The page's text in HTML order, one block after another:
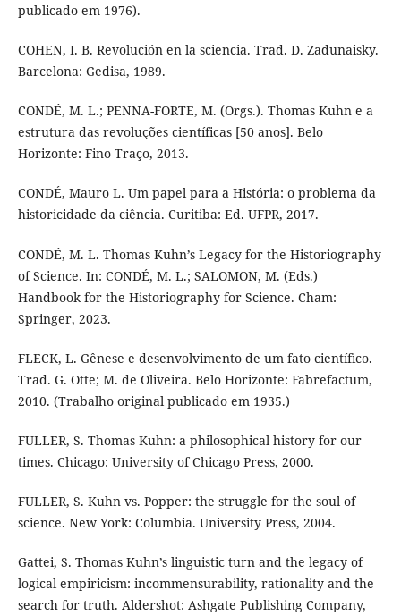
publicado em 1976).
COHEN, I. B. Revolución en la sciencia. Trad. D. Zadunaisky.
Barcelona: Gedisa, 1989.
CONDÉ, M. L.; PENNA-FORTE, M. (Orgs.). Thomas Kuhn e a
estrutura das revoluções científicas [50 anos]. Belo
Horizonte: Fino Traço, 2013.
CONDÉ, Mauro L. Um papel para a História: o problema da
historicidade da ciência. Curitiba: Ed. UFPR, 2017.
CONDÉ, M. L. Thomas Kuhn’s Legacy for the Historiography
of Science. In: CONDÉ, M. L.; SALOMON, M. (Eds.)
Handbook for the Historiography for Science. Cham:
Springer, 2023.
FLECK, L. Gênese e desenvolvimento de um fato científico.
Trad. G. Otte; M. de Oliveira. Belo Horizonte: Fabrefactum,
2010. (Trabalho original publicado em 1935.)
FULLER, S. Thomas Kuhn: a philosophical history for our
times. Chicago: University of Chicago Press, 2000.
FULLER, S. Kuhn vs. Popper: the struggle for the soul of
science. New York: Columbia. University Press, 2004.
Gattei, S. Thomas Kuhn’s linguistic turn and the legacy of
logical empiricism: incommensurability, rationality and the
search for truth. Aldershot: Ashgate Publishing Company,